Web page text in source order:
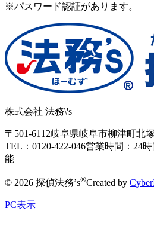
※パスワード認証があります。
株式会社 法務\'s
〒501-6112岐阜県岐阜市柳津町北
TEL：0120-422-046営業時間：24
能
© 2026 探偵法務’s®Created by
PC表示